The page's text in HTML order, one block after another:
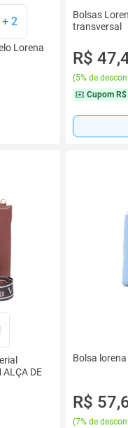
+ 2
Lorena
Bolsas
transversal
R$
(5% de
Cupom
DE
Bolsa
R$
(7% de